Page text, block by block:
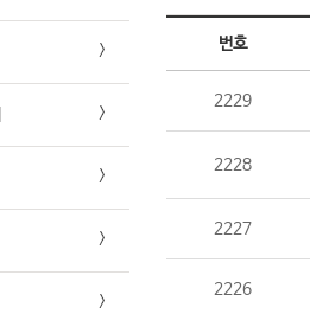
번호
2229
2228
2227
2226